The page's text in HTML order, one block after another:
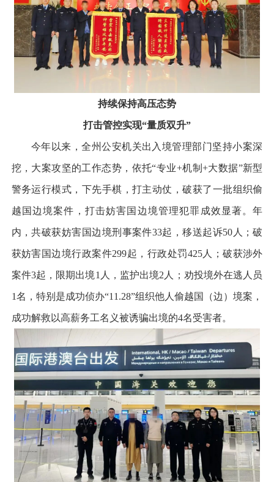
持续保持高压态势
打击管控实现“量质双升”
今年以来，全州公安机关出入境管理部门坚持小案深
挖，大案攻坚的工作态势，依托“专业+机制+大数据”新型
警务运行模式，下先手棋，打主动仗，破获了一批组织偷
越国边境案件，打击妨害国边境管理犯罪成效显著。年
内，共破获妨害国边境刑事案件33起，移送起诉50人；破
获妨害国边境行政案件299起，行政处罚425人；破获涉外
案件3起，限期出境1人，监护出境2人；劝投境外在逃人员
1名，特别是成功侦办“11.28”组织他人偷越国（边）境案，
成功解救以高薪务工名义被诱骗出境的4名受害者。